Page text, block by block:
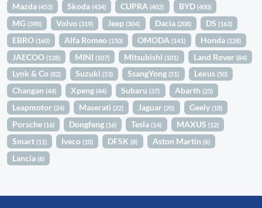
Mazda(453) Skoda(434) CUPRA(402) BYD (400)
MG(390) Volvo(319) Jeep(304) Dacia (208) DS (163)
EBRO(160) Alfa Romeo(150) OMODA(141) Honda (128)
JAECOO(128) MINI(107) Mitsubishi(101) Land Rover (84)
Lynk & Co(82) Suzuki(53) SsangYong(51) Lexus (50)
Changan(44) Xpeng(44) Subaru(37) Abarth (25)
Leapmotor(24) Maserati(22) Jaguar(20) Geely (18)
Porsche(16) Dongfeng(16) Tesla(14) MAXUS (12)
Smart(11) Iveco(10) DFSK(8) Aston Martin (6)
Lancia(6)